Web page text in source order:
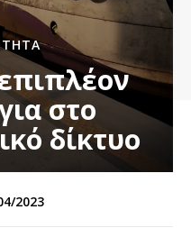
στο
δίκτυο
2023